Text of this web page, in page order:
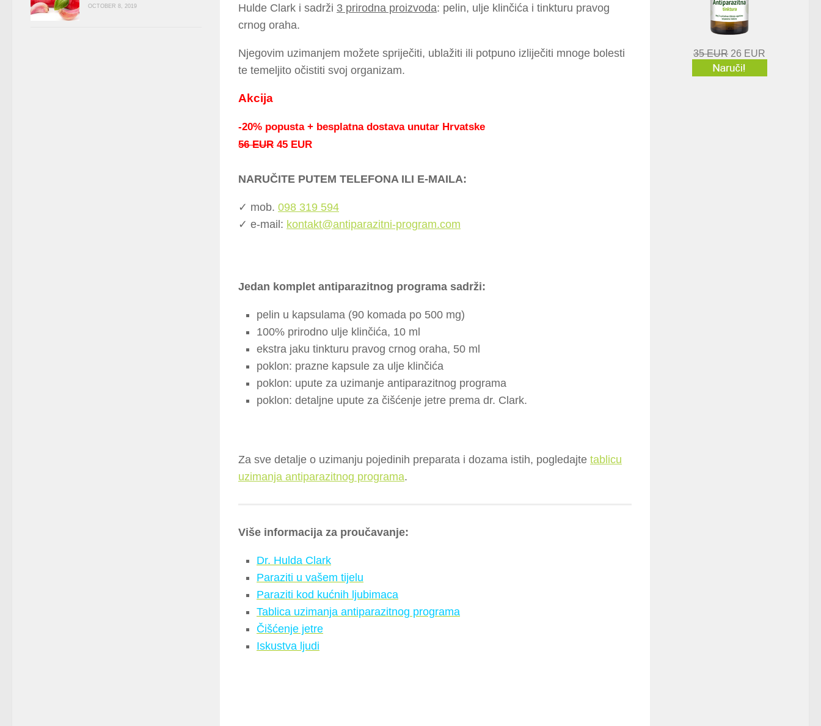
Hulde Clark i sadrži 3 prirodna proizvoda: pelin, ulje klinčića i tinkturu pravog
crnog oraha.
Njegovim uzimanjem možete spriječiti, ublažiti ili potpuno izliječiti mnoge bolesti
te temeljito očistiti svoj organizam.
Akcija
-20% popusta + besplatna dostava unutar Hrvatske
56 EUR 45 EUR
NARUČITE PUTEM TELEFONA ILI E-MAILA:
✓ mob. 098 319 594
✓ e-mail: kontakt@antiparazitni-program.com
Jedan komplet antiparazitnog programa sadrži:
pelin u kapsulama (90 komada po 500 mg)
100% prirodno ulje klinčića, 10 ml
ekstra jaku tinkturu pravog crnog oraha, 50 ml
poklon: prazne kapsule za ulje klinčića
poklon: upute za uzimanje antiparazitnog programa
poklon: detaljne upute za čišćenje jetre prema dr. Clark.
Za sve detalje o uzimanju pojedinih preparata i dozama istih, pogledajte tablicu
uzimanja antiparazitnog programa.
Više informacija za proučavanje:
Dr. Hulda Clark
Paraziti u vašem tijelu
Paraziti kod kućnih ljubimaca
Tablica uzimanja antiparazitnog programa
Čišćenje jetre
Iskustva ljudi
OCTOBER 8, 2019
35 EUR 26 EUR